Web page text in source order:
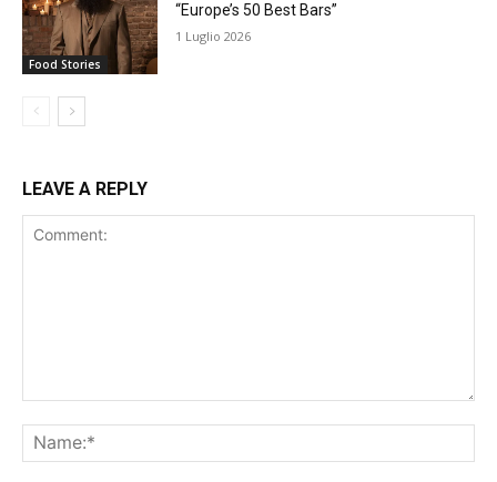
Food Stories
“Europe’s 50 Best Bars”
1 Luglio 2026
LEAVE A REPLY